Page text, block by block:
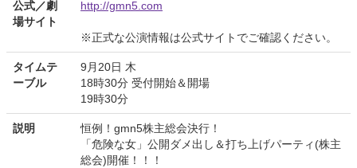
公式／劇
場サイト
http://gmn5.com
※正式な公演情報は公式サイトでご確認ください。
タイムテ
ーブル
9月20日 木
18時30分 受付開始＆開場
19時30分
説明
恒例！gmn5株主総会決行！
「危険な女」公開ダメ出し＆打ち上げパーティ(株主
総会)開催！！！